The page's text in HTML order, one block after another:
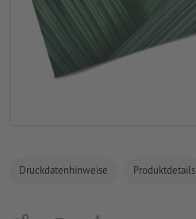
Druckdatenhinweise Produktdetails